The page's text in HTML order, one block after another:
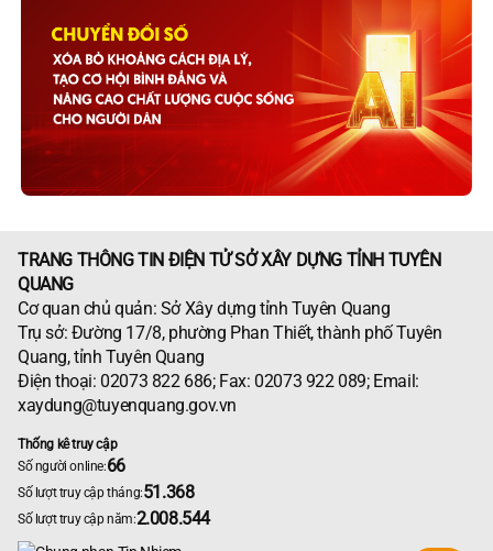
TRANG THÔNG TIN ĐIỆN TỬ SỞ XÂY DỰNG TỈNH TUYÊN
QUANG
Cơ quan chủ quản: Sở Xây dựng tỉnh Tuyên Quang
Trụ sở: Đường 17/8, phường Phan Thiết, thành phố Tuyên
Quang, tỉnh Tuyên Quang
Điện thoại: 02073 822 686; Fax: 02073 922 089; Email:
xaydung@tuyenquang.gov.vn
Thống kê truy cập
Số người online:66
Số lượt truy cập tháng:51.368
Số lượt truy cập năm:2.008.544